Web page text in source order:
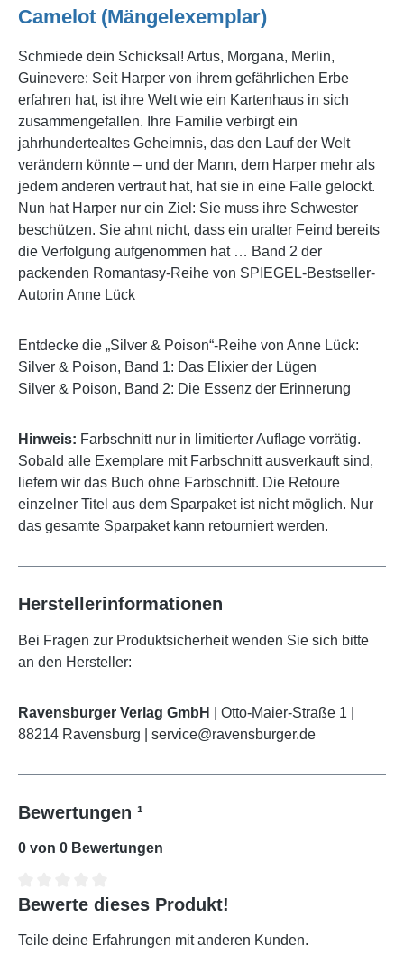
Camelot (Mängelexemplar)
Schmiede dein Schicksal! Artus, Morgana, Merlin,
Guinevere: Seit Harper von ihrem gefährlichen Erbe
erfahren hat, ist ihre Welt wie ein Kartenhaus in sich
zusammengefallen. Ihre Familie verbirgt ein
jahrhundertealtes Geheimnis, das den Lauf der Welt
verändern könnte – und der Mann, dem Harper mehr als
jedem anderen vertraut hat, hat sie in eine Falle gelockt.
Nun hat Harper nur ein Ziel: Sie muss ihre Schwester
beschützen. Sie ahnt nicht, dass ein uralter Feind bereits
die Verfolgung aufgenommen hat … Band 2 der
packenden Romantasy-Reihe von SPIEGEL-Bestseller-
Autorin Anne Lück
Entdecke die „Silver & Poison“-Reihe von Anne Lück:
Silver & Poison, Band 1: Das Elixier der Lügen
Silver & Poison, Band 2: Die Essenz der Erinnerung
Hinweis: Farbschnitt nur in limitierter Auflage vorrätig.
Sobald alle Exemplare mit Farbschnitt ausverkauft sind,
liefern wir das Buch ohne Farbschnitt. Die Retoure
einzelner Titel aus dem Sparpaket ist nicht möglich. Nur
das gesamte Sparpaket kann retourniert werden.
Herstellerinformationen
Bei Fragen zur Produktsicherheit wenden Sie sich bitte
an den Hersteller:
Ravensburger Verlag GmbH
| Otto-Maier-Straße 1 |
88214 Ravensburg | service@ravensburger.de
Bewertungen ¹
0 von 0 Bewertungen
Durchschnittliche Bewertung von 0 von 5 Sternen
Bewerte dieses Produkt!
Teile deine Erfahrungen mit anderen Kunden.